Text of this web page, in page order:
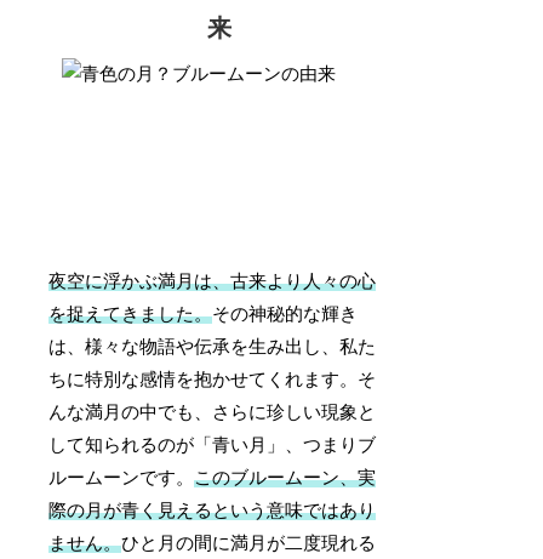
来
夜空に浮かぶ満月は、古来より人々の心
を捉えてきました。その神秘的な輝き
は、様々な物語や伝承を生み出し、私た
ちに特別な感情を抱かせてくれます。そ
んな満月の中でも、さらに珍しい現象と
して知られるのが「青い月」、つまりブ
ルームーンです。このブルームーン、実
際の月が青く見えるという意味ではあり
ません。ひと月の間に満月が二度現れる